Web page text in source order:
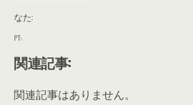
なた:
PT:
関連記事:
関連記事はありません。